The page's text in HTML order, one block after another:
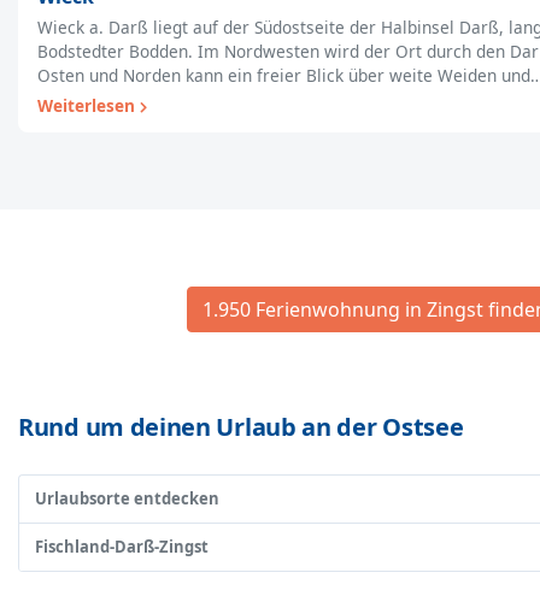
Wieck a. Darß liegt auf der Südostseite der Halbinsel Darß,
Bodstedter Bodden. Im Nordwesten wird der Ort durch den
Osten und Norden kann ein freier Blick über weite Weiden
Weiterlesen
1.950 Ferienwohnung in Zingst
Rund um deinen Urlaub an der Ostsee
Urlaubsorte entdecken
Fischland-Darß-Zingst